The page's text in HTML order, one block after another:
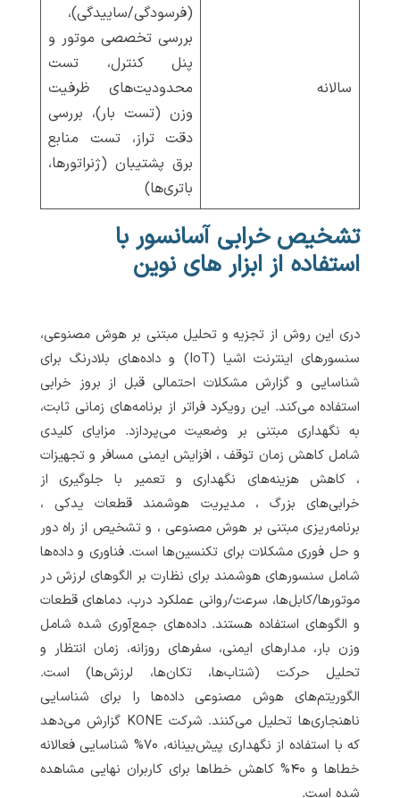
سالانه
(فرسودگی/ساییدگی)،
بررسی تخصصی موتور و
پنل کنترل، تست
محدودیت‌های ظرفیت
وزن (تست بار)، بررسی
دقت تراز، تست منابع
برق پشتیبان (ژنراتورها،
باتری‌ها)
تشخیص خرابی آسانسور با
استفاده از ابزار های نوین
دری این روش از تجزیه و تحلیل مبتنی بر هوش مصنوعی،
سنسورهای اینترنت اشیا (IoT) و داده‌های بلادرنگ برای
شناسایی و گزارش مشکلات احتمالی قبل از بروز خرابی
استفاده می‌کند. این رویکرد فراتر از برنامه‌های زمانی ثابت،
به نگهداری مبتنی بر وضعیت می‌پردازد. مزایای کلیدی
شامل کاهش زمان توقف ، افزایش ایمنی مسافر و تجهیزات
، کاهش هزینه‌های نگهداری و تعمیر با جلوگیری از
خرابی‌های بزرگ ، مدیریت هوشمند قطعات یدکی ،
برنامه‌ریزی مبتنی بر هوش مصنوعی ، و تشخیص از راه دور
و حل فوری مشکلات برای تکنسین‌ها است. فناوری و داده‌ها
شامل سنسورهای هوشمند برای نظارت بر الگوهای لرزش در
موتورها/کابل‌ها، سرعت/روانی عملکرد درب، دماهای قطعات
و الگوهای استفاده هستند. داده‌های جمع‌آوری شده شامل
وزن بار، مدارهای ایمنی، سفرهای روزانه، زمان انتظار و
تحلیل حرکت (شتاب‌ها، تکان‌ها، لرزش‌ها) است.
الگوریتم‌های هوش مصنوعی داده‌ها را برای شناسایی
ناهنجاری‌ها تحلیل می‌کنند. شرکت KONE گزارش می‌دهد
که با استفاده از نگهداری پیش‌بینانه، ۷۰% شناسایی فعالانه
خطاها و ۴۰% کاهش خطاها برای کاربران نهایی مشاهده